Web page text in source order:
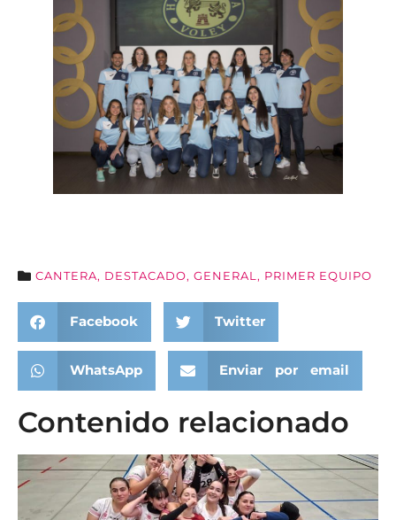
CANTERA, DESTACADO, GENERAL , PRIMER EQUIPO
Facebook Twitter
WhatsApp Enviar por email
Contenido relacionado